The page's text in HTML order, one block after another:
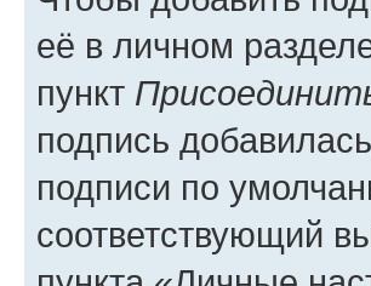
её в личном
пункт
подпись
подписи по
соответствующий